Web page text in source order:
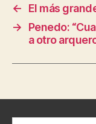
←
El más
→
Penedo:
a otro